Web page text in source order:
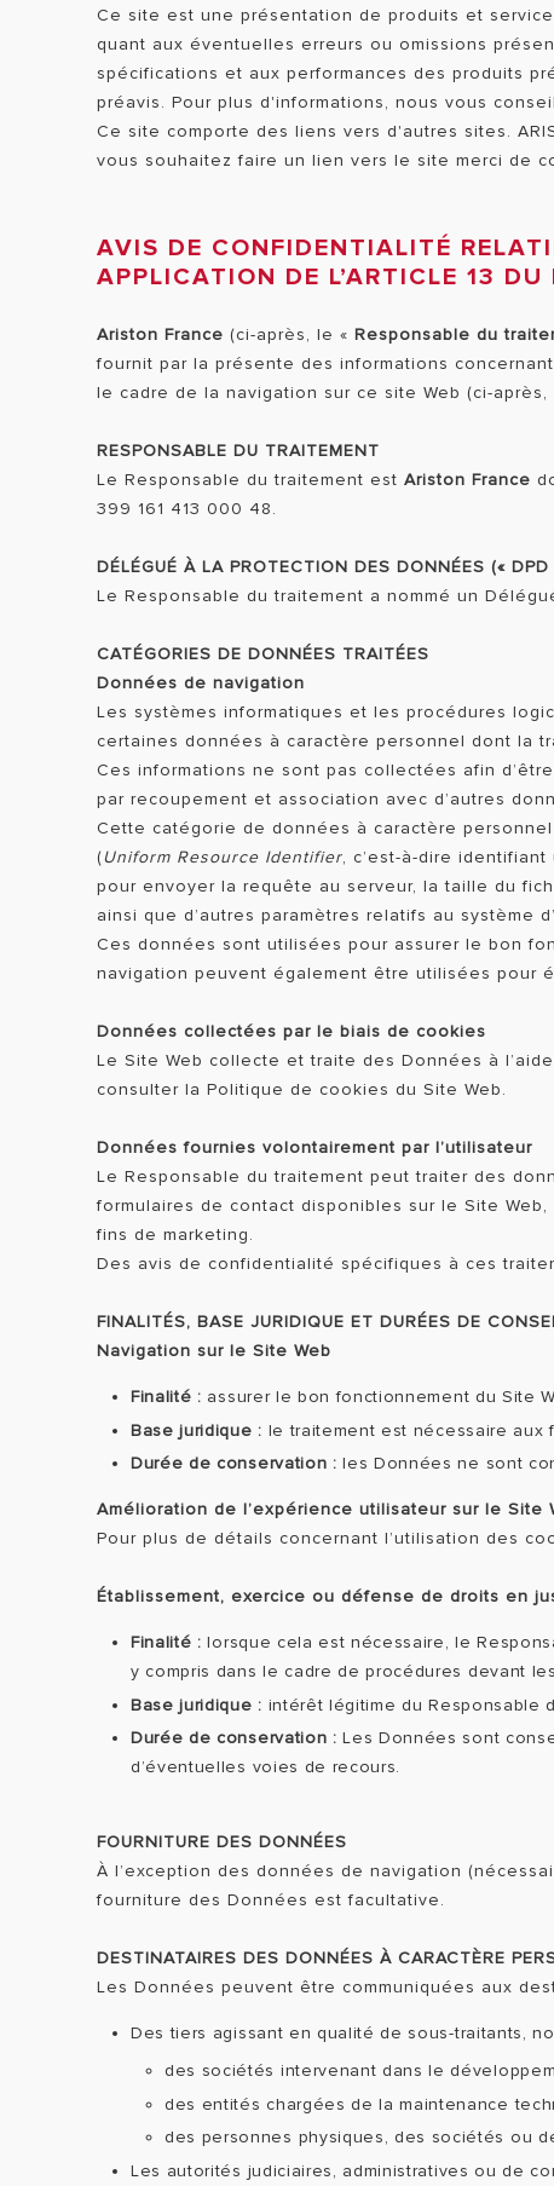
Ce site est une présentation de produits et
quant aux éventuelles erreurs ou omissions
spécifications et aux performances des produits
préavis. Pour plus d'informations, nous vous
Ce site comporte des liens vers d'autres sites.
vous souhaitez faire un lien vers le site merci de
AVIS DE CONFIDENTIALITÉ
APPLICATION DE L’ARTICLE 13
Ariston France (ci-après, le « Responsable du
fournit par la présente des informations
le cadre de la navigation sur ce site Web (ci-après,
RESPONSABLE DU TRAITEMENT
Le Responsable du traitement est Ariston France
399 161 413 000 48.
DÉLÉGUÉ À LA PROTECTION DES DONNÉES (« DPD
Le Responsable du traitement a nommé un
CATÉGORIES DE DONNÉES TRAITÉES
Données de navigation
Les systèmes informatiques et les procédures
certaines données à caractère personnel dont la
Ces informations ne sont pas collectées afin
par recoupement et association avec d’autres
Cette catégorie de données à caractère
(Uniform Resource Identifier, c’est-à-dire
pour envoyer la requête au serveur, la taille du
ainsi que d’autres paramètres relatifs au système
Ces données sont utilisées pour assurer le bon
navigation peuvent également être utilisées pour
Données collectées par le biais de cookies
Le Site Web collecte et traite des Données à
consulter la Politique de cookies du Site Web.
Données fournies volontairement par l’utilisateur
Le Responsable du traitement peut traiter des
formulaires de contact disponibles sur le Site
fins de marketing.
Des avis de confidentialité spécifiques à ces
FINALITÉS, BASE JURIDIQUE ET DURÉES DE
Navigation sur le Site Web
Finalité : assurer le bon fonctionnement du Site
Base juridique : le traitement est nécessaire aux
Durée de conservation : les Données ne sont
Amélioration de l’expérience utilisateur sur le Site
Pour plus de détails concernant l’utilisation des
Établissement, exercice ou défense de droits en
Finalité : lorsque cela est nécessaire, le
y compris dans le cadre de procédures devant
Base juridique : intérêt légitime du Responsable
Durée de conservation : Les Données sont
d’éventuelles voies de recours.
FOURNITURE DES DONNÉES
À l’exception des données de navigation
fourniture des Données est facultative.
DESTINATAIRES DES DONNÉES À CARACTÈRE
Les Données peuvent être communiquées aux
Des tiers agissant en qualité de sous-traitants,
des sociétés intervenant dans le
des entités chargées de la maintenance
des personnes physiques, des sociétés ou
Les autorités judiciaires, administratives ou de